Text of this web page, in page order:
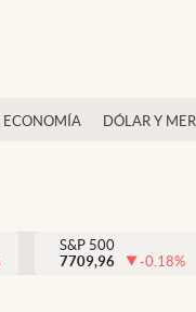
ECONOMÍA DÓLAR Y
S&P 500
7709,96
-0.18%